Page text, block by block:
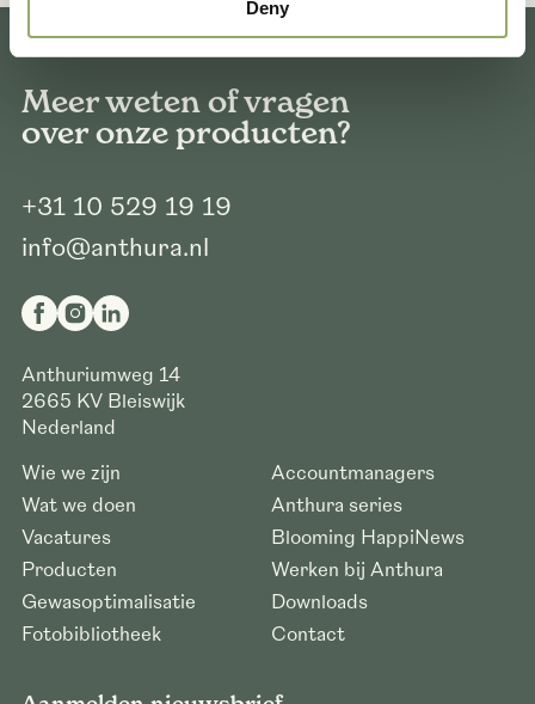
Deny
Meer weten of vragen
over onze producten?
+31 10 529 19 19
info@anthura.nl
Anthuriumweg 14
2665 KV Bleiswijk
Nederland
Wie we zijn
Wat we doen
Vacatures
Producten
Gewasoptimalisatie
Fotobibliotheek
Accountmanagers
Anthura series
Blooming HappiNews
Werken bij Anthura
Downloads
Contact